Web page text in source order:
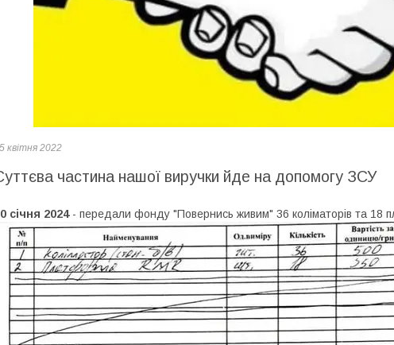
квітня 2022
частина нашої виручки йде на допомогу ЗСУ
січня 2024- передали фонду "Повернись живим" 36 коліматорів та 18